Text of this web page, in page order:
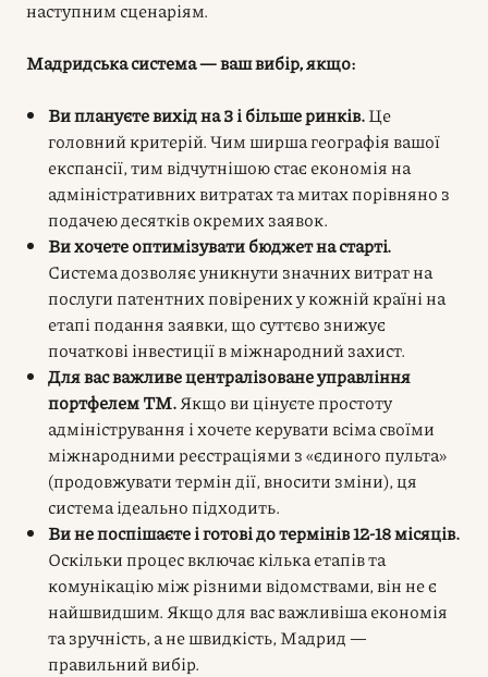
наступним сценаріям.
Мадридська система — ваш вибір, якщо:
Ви плануєте вихід на 3 і більше ринків.Це
головний критерій. Чим ширша географія вашої
експансії, тим відчутнішою стає економія на
адміністративних витратах та митах порівняно з
подачею десятків окремих заявок.
Ви хочете оптимізувати бюджет на старті.
Система дозволяє уникнути значних витрат на
послуги патентних повірених у кожній країні на
етапі подання заявки, що суттєво знижує
початкові інвестиції в міжнародний захист.
Для вас важливе централізоване управління
портфелем ТМ.Якщо ви цінуєте простоту
адміністрування і хочете керувати всіма своїми
міжнародними реєстраціями з «єдиного пульта»
(продовжувати термін дії, вносити зміни), ця
система ідеально підходить.
Ви не поспішаєте і готові до термінів 12-18 місяців.
Оскільки процес включає кілька етапів та
комунікацію між різними відомствами, він не є
найшвидшим. Якщо для вас важливіша економія
та зручність, а не швидкість, Мадрид —
правильний вибір.